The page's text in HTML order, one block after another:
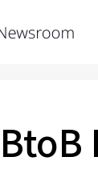
BtoB